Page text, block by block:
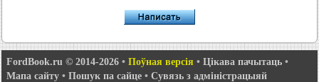
FordBook.ru © 2014-2026 • Поўная версія • Цікава пачытаць •
Мапа сайту • Пошук па сайце • Сувязь з адміністрацыяй